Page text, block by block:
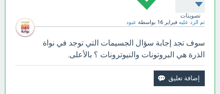
تصويتات
تم الرد عليه فبراير 16 بواسطة عبود
سوف تجد إجابة سؤال الجسيمات التي توجد في نواة
الذرة هي البروتونات والنيوترونات ؟ بالأعلى.